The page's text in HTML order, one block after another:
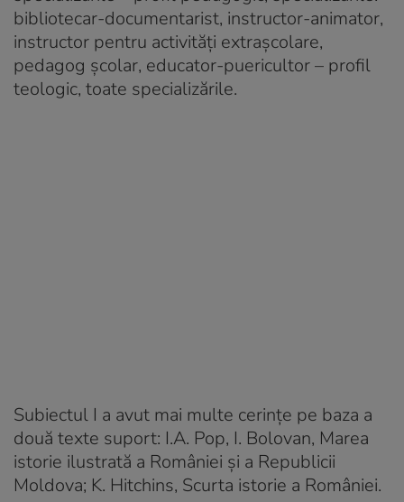
bibliotecar-documentarist, instructor-animator,
instructor pentru activităţi extraşcolare,
pedagog şcolar, educator-puericultor – profil
teologic, toate specializările.
Subiectul I a avut mai multe cerințe pe baza a
două texte suport: I.A. Pop, I. Bolovan, Marea
istorie ilustrată a României și a Republicii
Moldova; K. Hitchins, Scurta istorie a României.